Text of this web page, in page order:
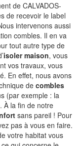
de CALVADOS-
de recevoir le label
intervenons aussi
combles. Il en va
tout autre type de
isoler maison, vous
vos travaux, vous
En effet, nous avons
de combles
(par exemple : la
À la fin de notre
sans pareil ! Pour
pas à vous en faire.
votre habitat vous